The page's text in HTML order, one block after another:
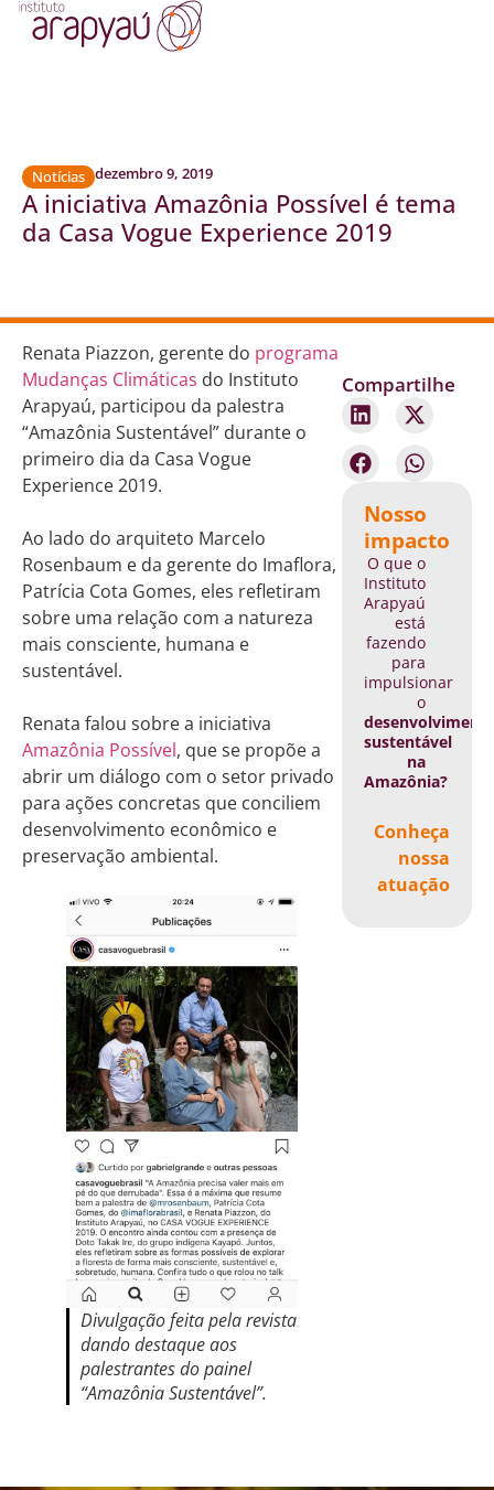
Notícias dezembro 9, 2019
A iniciativa Amazônia Possível é tema
da Casa Vogue Experience 2019
Compartilhe
Nosso
impacto
O que o
Instituto
Arapyaú
está
fazendo
para
impulsionar
o
sustentável
na
Amazônia?
Conheça
nossa
atuação
Renata Piazzon, gerente do programa
Mudanças Climáticas do Instituto
Arapyaú, participou da palestra
“Amazônia Sustentável” durante o
primeiro dia da Casa Vogue
Experience 2019.
Ao lado do arquiteto Marcelo
Rosenbaum e da gerente do Imaflora,
Patrícia Cota Gomes, eles refletiram
sobre uma relação com a natureza
mais consciente, humana e
sustentável.
Renata falou sobre a iniciativa
Amazônia Possível, que se propõe a
abrir um diálogo com o setor privado
para ações concretas que conciliem
desenvolvimento econômico e
preservação ambiental.
Divulgação feita pela revista
dando destaque aos
palestrantes do painel
“Amazônia Sustentável”.